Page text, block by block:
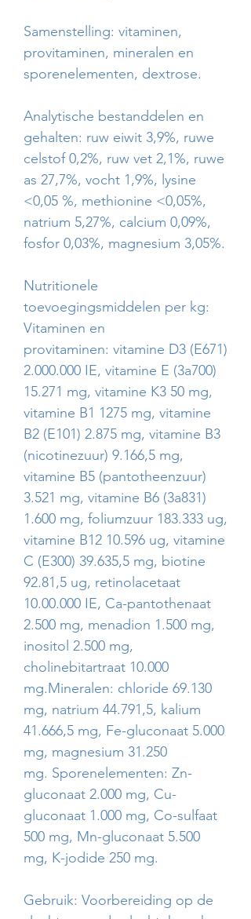
Samenstelling: vitaminen,
provitaminen, mineralen en
sporenelementen, dextrose.
Analytische bestanddelen en
gehalten: ruw eiwit 3,9%, ruwe
celstof 0,2%, ruw vet 2,1%, ruwe
as 27,7%, vocht 1,9%, lysine
<0,05 %, methionine <0,05%,
natrium 5,27%, calcium 0,09%,
fosfor 0,03%, magnesium 3,05%.
Nutritionele
toevoegingsmiddelen per kg:
Vitaminen en
provitaminen: vitamine D3 (E671)
2.000.000 IE, vitamine E (3a700)
15.271 mg, vitamine K3 50 mg,
vitamine B1 1275 mg, vitamine
B2 (E101) 2.875 mg, vitamine B3
(nicotinezuur) 9.166,5 mg,
vitamine B5 (pantotheenzuur)
3.521 mg, vitamine B6 (3a831)
1.600 mg, foliumzuur 183.333 ug,
vitamine B12 10.596 ug, vitamine
C (E300) 39.635,5 mg, biotine
92.81,5 ug, retinolacetaat
10.00.000 IE, Ca-pantothenaat
2.500 mg, menadion 1.500 mg,
inositol 2.500 mg,
cholinebitartraat 10.000
mg.Mineralen: chloride 69.130
mg, natrium 44.791,5, kalium
41.666,5 mg, Fe-gluconaat 5.000
mg, magnesium 31.250
mg. Sporenelementen: Zn-
gluconaat 2.000 mg, Cu-
gluconaat 1.000 mg, Co-sulfaat
500 mg, Mn-gluconaat 5.500
mg, K-jodide 250 mg.
Gebruik: Voorbereiding op de